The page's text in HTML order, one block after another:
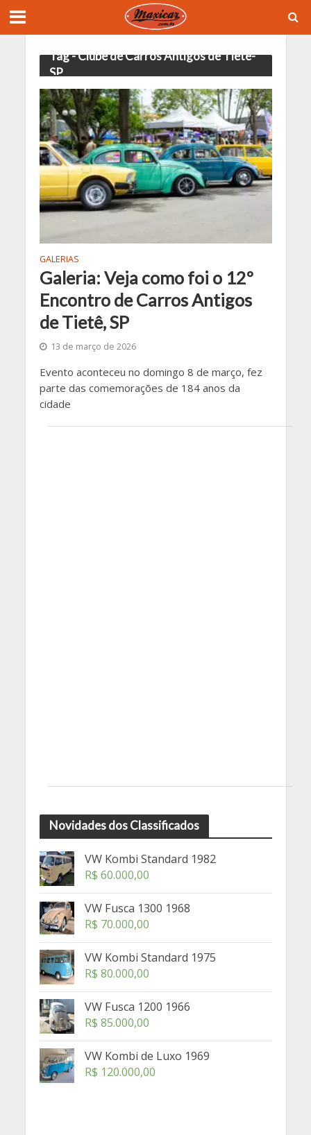
Tag - Clube de Carros Antigos de Tietê-
SP
GALERIAS
Galeria: Veja como foi o 12º
Encontro de Carros Antigos
de Tietê, SP
13 de março de 2026
Evento aconteceu no domingo 8 de março, fez
parte das comemorações de 184 anos da
cidade
Novidades dos Classificados
VW Kombi Standard 1982
R$ 60.000,00
VW Fusca 1300 1968
R$ 70.000,00
VW Kombi Standard 1975
R$ 80.000,00
VW Fusca 1200 1966
R$ 85.000,00
VW Kombi de Luxo 1969
R$ 120.000,00